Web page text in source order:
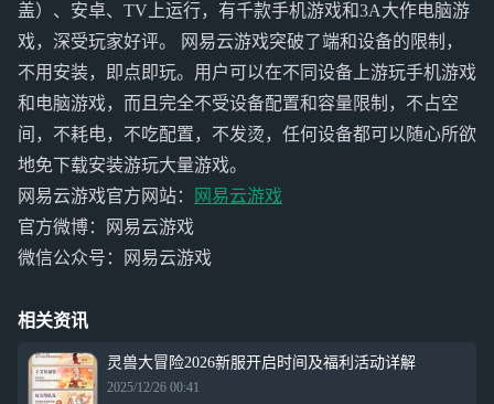
盖）、安卓、TV上运行，有千款手机游戏和3A大作电脑游
戏，深受玩家好评。 网易云游戏突破了端和设备的限制，
不用安装，即点即玩。用户可以在不同设备上游玩手机游戏
和电脑游戏，而且完全不受设备配置和容量限制，不占空
间，不耗电，不吃配置，不发烫，任何设备都可以随心所欲
地免下载安装游玩大量游戏。
网易云游戏官方网站：
网易云游戏
官方微博：网易云游戏
微信公众号：网易云游戏
相关资讯
灵兽大冒险2026新服开启时间及福利活动详解
2025/12/26 00:41